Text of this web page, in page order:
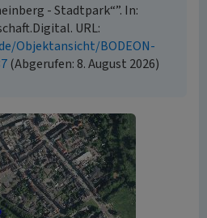
- Stadtpark“”. In:
URL:
Objektansicht/BODEON-
(Abgerufen: 8. August 2026)